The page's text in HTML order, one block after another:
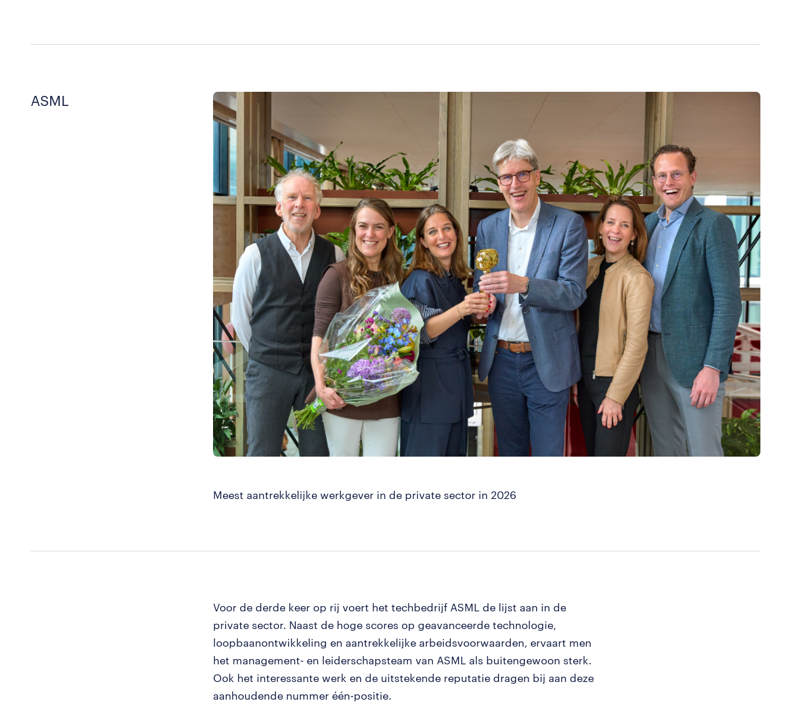
ASML
Meest aantrekkelijke werkgever in de private sector in 2026
Voor de derde keer op rij voert het techbedrijf ASML de lijst aan in de
private sector. Naast de hoge scores op geavanceerde technologie,
loopbaanontwikkeling en aantrekkelijke arbeidsvoorwaarden, ervaart men
het management- en leiderschapsteam van ASML als buitengewoon sterk.
Ook het interessante werk en de uitstekende reputatie dragen bij aan deze
aanhoudende nummer één-positie.